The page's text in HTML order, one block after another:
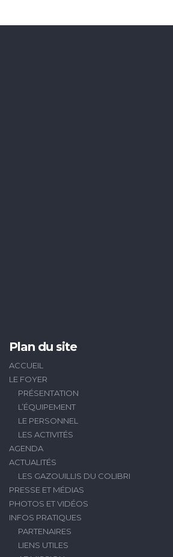
Plan du site
ACCUEIL
LE FOYER
PRÉSENTATION
L’ÉQUIPEMENT
LE PERSONNEL
LES ACTIVITÉS
AGENDA
ACTUALITÉS
LES GAZOUILLIS DU COLIBRI
PRESSE ET MÉDIAS
PHOTOS ET VIDÉOS
INFOS PRATIQUES
PARTENAIRES
LIENS UTILES